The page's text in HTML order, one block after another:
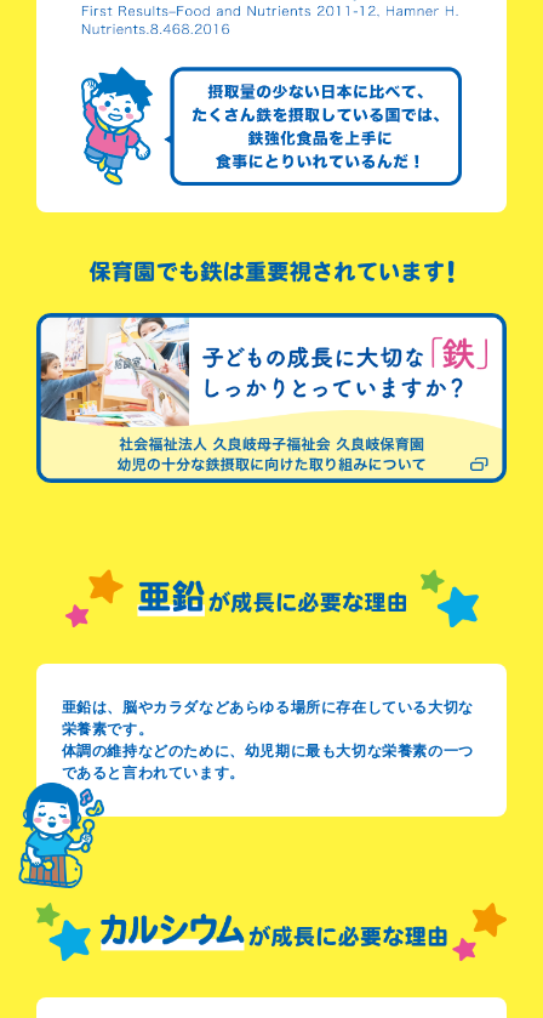
亜鉛は、脳やカラダなどあらゆる場所に存在している大切な
栄養素です。
体調の維持などのために、幼児期に最も大切な栄養素の一つ
であると言われています。